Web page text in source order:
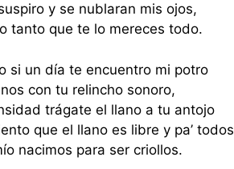
y se nublaran mis ojos,
tanto que te lo mereces todo.
si un día te encuentro mi potro
con tu relincho sonoro,
trágate el llano a tu antojo
que el llano es libre y pa’ todos
nacimos para ser criollos.